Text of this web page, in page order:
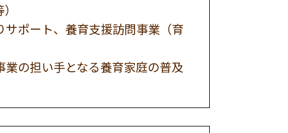
サポート、養育支援訪問事業（育
の担い手となる養育家庭の普及